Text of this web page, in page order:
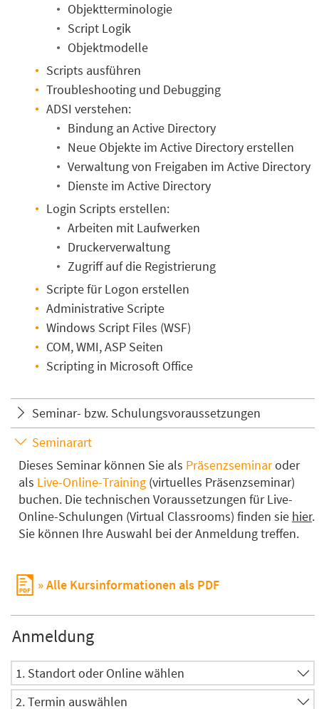
Objektterminologie
Script Logik
Objektmodelle
Scripts ausführen
Troubleshooting und Debugging
ADSI verstehen:
Bindung an Active Directory
Neue Objekte im Active Directory erstellen
Verwaltung von Freigaben im Active Directory
Dienste im Active Directory
Login Scripts erstellen:
Arbeiten mit Laufwerken
Druckerverwaltung
Zugriff auf die Registrierung
Scripte für Logon erstellen
Administrative Scripte
Windows Script Files (WSF)
COM, WMI, ASP Seiten
Scripting in Microsoft Office
Seminar- bzw. Schulungsvoraussetzungen
Seminarart
Dieses Seminar können Sie als Präsenzseminaroder
als Live-Online-Training (virtuelles Präsenzseminar)
buchen. Die technischen Voraussetzungen für Live-
Online-Schulungen (Virtual Classrooms) finden sie hier.
Sie können Ihre Auswahl bei der Anmeldung treffen.
Alle Kursinformationen als PDF
Anmeldung